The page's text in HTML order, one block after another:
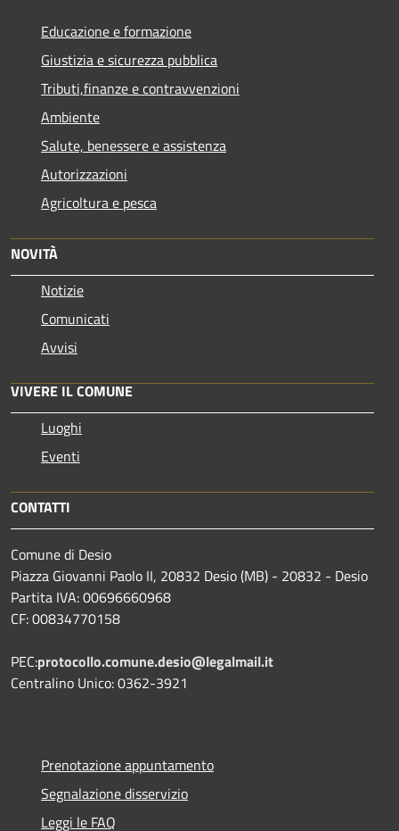
Educazione e formazione
Giustizia e sicurezza pubblica
Tributi,finanze e contravvenzioni
Ambiente
Salute, benessere e assistenza
Autorizzazioni
Agricoltura e pesca
NOVITÀ
Notizie
Comunicati
Avvisi
VIVERE IL COMUNE
Luoghi
Eventi
CONTATTI
Comune di Desio
Piazza Giovanni Paolo II, 20832 Desio (MB) - 20832 - Desio
Partita IVA: 00696660968
CF: 00834770158
PEC:protocollo.comune.desio@legalmail.it
Centralino Unico: 0362-3921
Prenotazione appuntamento
Segnalazione disservizio
Leggi le FAQ